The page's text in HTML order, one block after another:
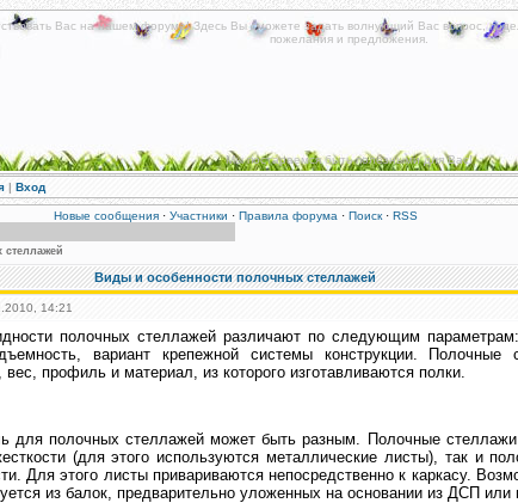
Вас на нашем форуме! Здесь Вы сможете задать волнующий Вас вопрос,
пожелания и предложения.
Мы постараемся быть полезными для Вас!
| Вход
Новые сообщения· Участники · Правила форума · Поиск· RSS
Виды и особенности полочных стеллажей
14:21
полочных стеллажей различают по следующим параметрам:
вариант крепежной системы конструкции.
вес, профиль и материал, из которого изготавливаются полки.
для полочных стеллажей может быть разным. Полочные стеллажи
(для этого используются металлические листы), так и
Для этого листы привариваются непосредственно к каркасу.
из балок, предварительно уложенных на основании из ДСП или